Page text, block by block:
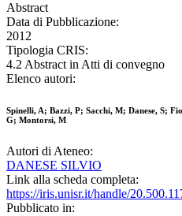
Abstract
Data di Pubblicazione:
2012
Tipologia CRIS:
4.2 Abstract in Atti di convegno
Elenco autori:
Spinelli, A; Bazzi, P; Sacchi, M; Danese, S;
G; Montorsi, M
Autori di Ateneo:
DANESE SILVIO
Link alla scheda completa:
https://iris.unisr.it/handle/
Pubblicato in: